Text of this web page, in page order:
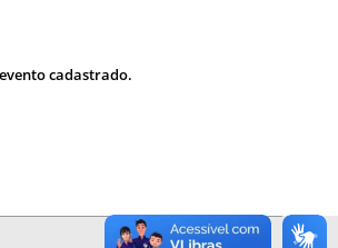
cadastrado.